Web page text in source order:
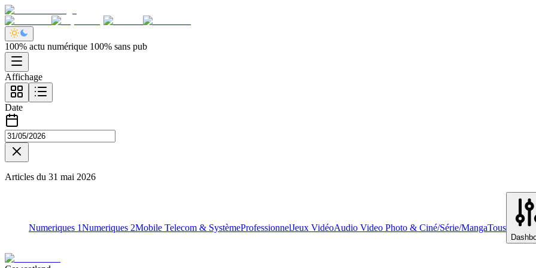
100% actu numérique 100% sans pub
Affichage
Date
Articles du 31 mai 2026
Numeriques 1Numeriques 2Mobile Telecom & SystèmeProfessionnelJeux VidéoAudio Video Photo & Ciné/Série/MangaTous